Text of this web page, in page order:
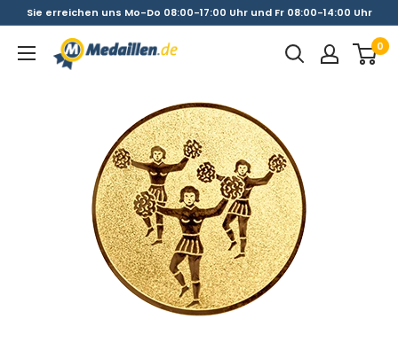
Direkt
zum
Inhalt
Sie erreichen uns Mo-Do 08:00-17:00 Uhr und Fr 08:00-14:00 Uhr
Medaillen.de 0